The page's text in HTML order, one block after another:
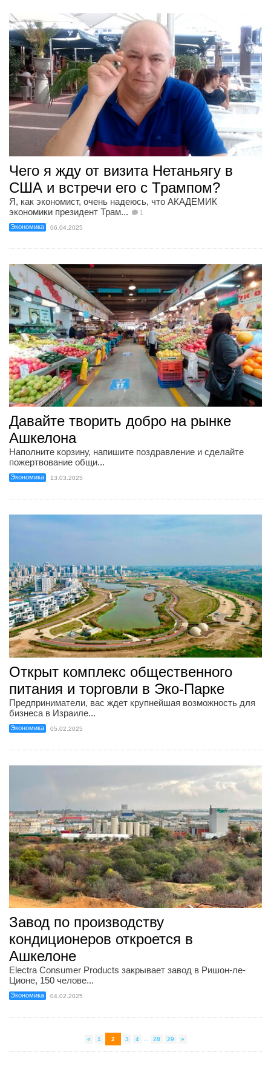
Чего я жду от визита Нетаньягу в
США и встречи его с Трампом?
Я, как экономист, очень надеюсь, что АКАДЕМИК
экономики президент Трам...
1
Экономика 06.04.2025
Давайте творить добро на рынке
Ашкелона
Наполните корзину, напишите поздравление и сделайте
пожертвование общи...
Экономика 13.03.2025
Открыт комплекс общественного
питания и торговли в Эко-Парке
Предприниматели, вас ждет крупнейшая возможность для
бизнеса в Израиле...
Экономика 05.02.2025
Завод по производству
кондиционеров откроется в
Ашкелоне
Electra Consumer Products закрывает завод в Ришон-ле-
Ционе, 150 челове...
Экономика 04.02.2025
« 1 2 3 4 ... 28 29 »